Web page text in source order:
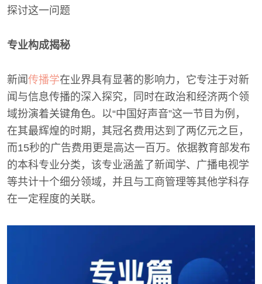
探讨这一问题
专业构成揭秘
新闻 传播学在业界具有显著的影响力，它专注于对新
闻与信息传播的深入探究，同时在政治和经济两个领
域扮演着关键角色。以“中国好声音”这一节目为例，
在其最辉煌的时期，其冠名费用达到了两亿元之巨，
而15秒的广告费用更是高达一百万。依据教育部发布
的本科专业分类，该专业涵盖了新闻学、广播电视学
等共计十个细分领域，并且与工商管理等其他学科存
在一定程度的关联。